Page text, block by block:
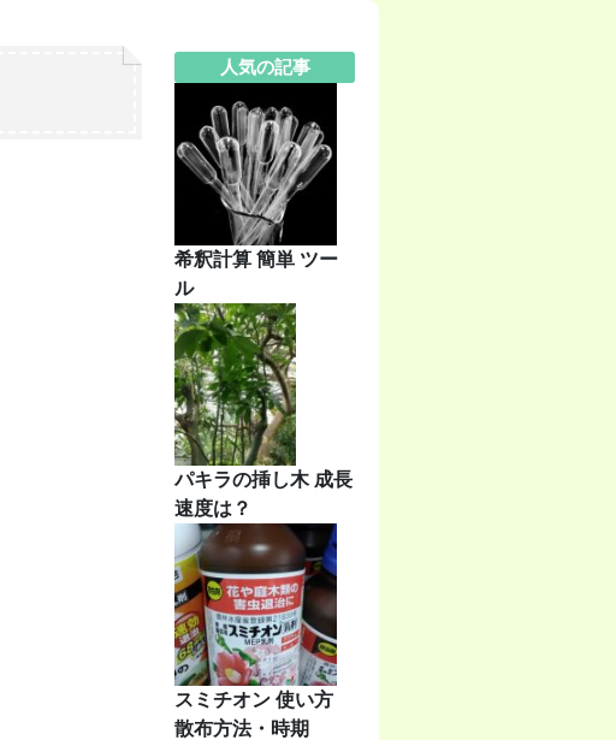
人気の記事
希釈計算 簡単 ツー
ル
パキラの挿し木 成長
速度は？
スミチオン 使い方
散布方法・時期